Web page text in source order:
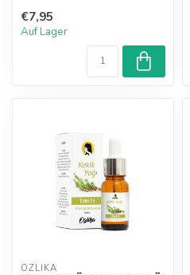
ätherische...
€7,95
Auf Lager
OZLIKA